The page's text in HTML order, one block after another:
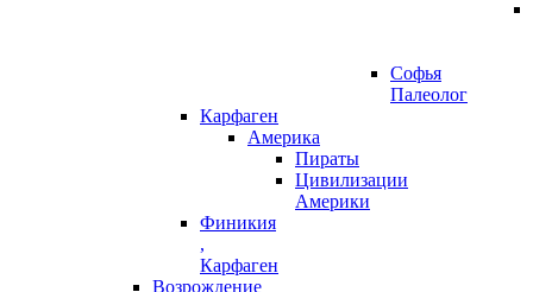
Софья
Палеолог
Карфаген
Америка
Пираты
Цивилизации
Америки
Финикия
,
Карфаген
Возрождение